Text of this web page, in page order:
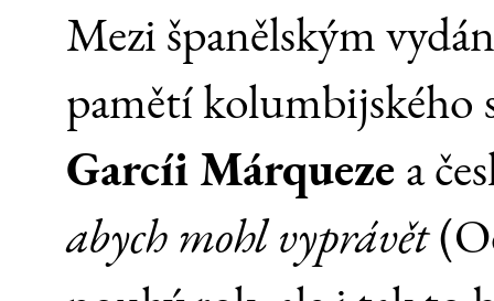
Mezi španělským
pamětí kolumbijského
Garcíi Márqueze a
abych mohl vyprávět